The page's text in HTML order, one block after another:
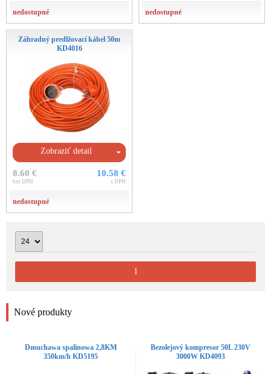
nedostupné nedostupné
Záhradný predlžovací kábel 50m
KD4016
Zobraziť detail
8.60 €
bez DPH
10.58 €
s DPH
nedostupné
1
Nové produkty
Dmuchawa spalinowa 2,8KM
350km/h KD5195
Bezolejový kompresor 50L 230V
3000W KD4093